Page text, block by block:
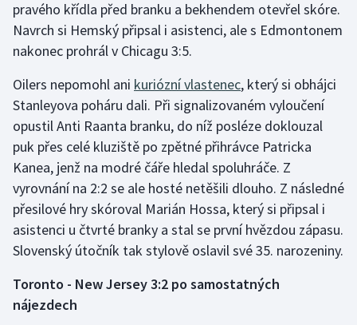
pravého křídla před branku a bekhendem otevřel skóre.
Navrch si Hemský připsal i asistenci, ale s Edmontonem
nakonec prohrál v Chicagu 3:5.
Oilers nepomohl ani kuriózní vlastenec, který si obhájci
Stanleyova poháru dali. Při signalizovaném vyloučení
opustil Anti Raanta branku, do níž posléze doklouzal
puk přes celé kluziště po zpětné přihrávce Patricka
Kanea, jenž na modré čáře hledal spoluhráče. Z
vyrovnání na 2:2 se ale hosté netěšili dlouho. Z následné
přesilové hry skóroval Marián Hossa, který si připsal i
asistenci u čtvrté branky a stal se první hvězdou zápasu.
Slovenský útočník tak stylově oslavil své 35. narozeniny.
Toronto - New Jersey 3:2 po samostatných
nájezdech